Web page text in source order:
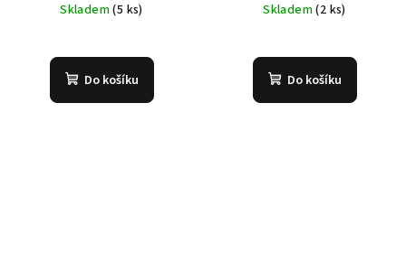
Skladem(5 ks)
Do košíku
Skladem(2 ks)
Do košíku